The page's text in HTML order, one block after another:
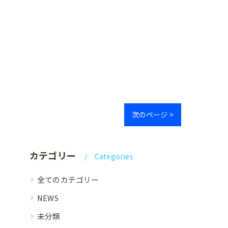
次のページ >
カテゴリー Categories
全てのカテゴリー
NEWS
未分類